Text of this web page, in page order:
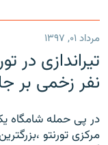
مرداد ۰۱, ۱۳۹۷
نفر زخمی بر
در پی حمله شامگاه